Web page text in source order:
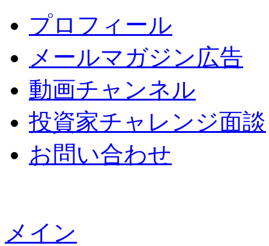
プロフィール
メールマガジン広告
動画チャンネル
投資家チャレンジ面談
お問い合わせ
メイン